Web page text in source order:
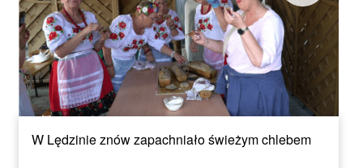
W Lędzinie znów zapachniało świeżym chlebem